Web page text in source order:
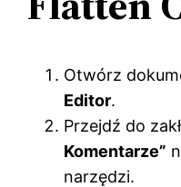
Otwórz
Editor.
Przejdź do
Komentarze”
narzędzi.